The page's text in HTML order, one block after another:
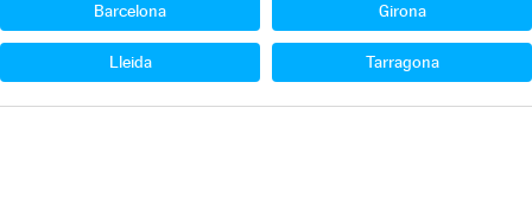
Barcelona Girona
Lleida Tarragona